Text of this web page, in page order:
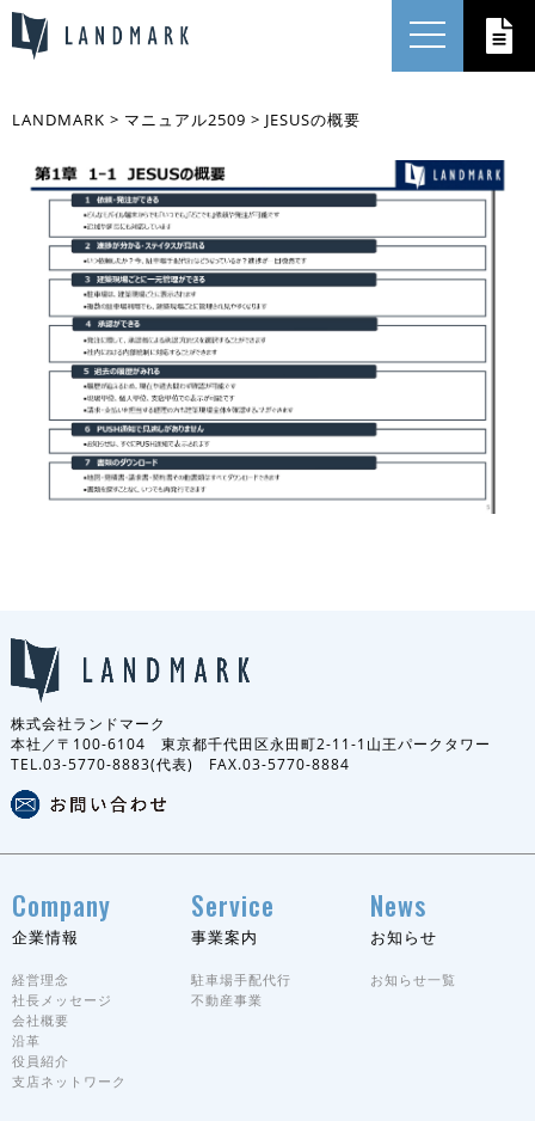
LANDMARK > マニュアル2509 > JESUSの概要
株式会社ランドマーク
本社／〒100-6104 東京都千代田区永田町2-11-1山王パークタワー
TEL.03-5770-8883(代表) FAX.03-5770-8884
Company
企業情報
経営理念
社長メッセージ
会社概要
沿革
役員紹介
支店ネットワーク
Service
事業案内
駐車場手配代行
不動産事業
News
お知らせ
お知らせ一覧